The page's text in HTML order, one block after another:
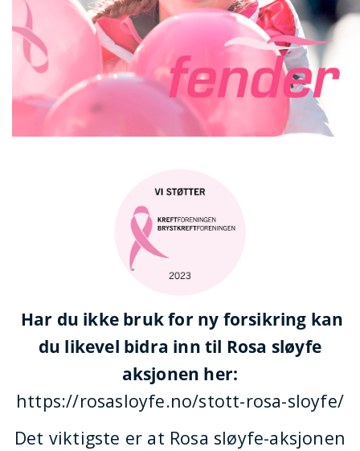
Har du ikke bruk for ny forsikring kan
du likevel bidra inn til Rosa sløyfe
aksjonen her:
https://rosasloyfe.no/stott-rosa-sloyfe/
Det viktigste er at Rosa sløyfe-aksjonen